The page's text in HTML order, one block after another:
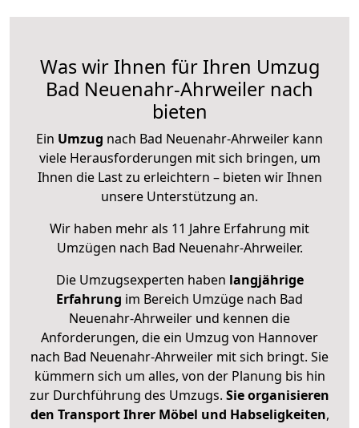
Was wir Ihnen für Ihren Umzug
Bad Neuenahr-Ahrweiler nach
bieten
Ein Umzug nach Bad Neuenahr-Ahrweiler kann
viele Herausforderungen mit sich bringen, um
Ihnen die Last zu erleichtern – bieten wir Ihnen
unsere Unterstützung an.
Wir haben mehr als 11 Jahre Erfahrung mit
Umzügen nach Bad Neuenahr-Ahrweiler.
Die Umzugsexperten haben langjährige
Erfahrung im Bereich Umzüge nach Bad
Neuenahr-Ahrweiler und kennen die
Anforderungen, die ein Umzug von Hannover
nach Bad Neuenahr-Ahrweiler mit sich bringt. Sie
kümmern sich um alles, von der Planung bis hin
zur Durchführung des Umzugs. Sie organisieren
den Transport Ihrer Möbel und Habseligkeiten,